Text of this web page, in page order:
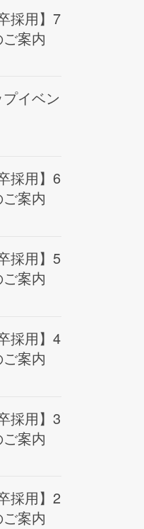
採用】7
案内
イベン
採用】6
案内
採用】5
案内
採用】4
案内
採用】3
案内
採用】2
案内